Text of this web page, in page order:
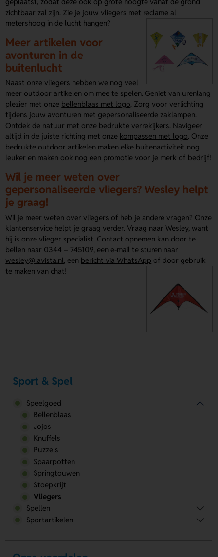
zichtbaar zal zijn. Zie je jouw vliegers met reclame al
metershoog in de lucht hangen?
Meer artikelen voor
avonturen in de
buitenlucht
Naast onze vliegers hebben we nog veel
meer outdoor artikelen om mee te spelen. Geniet van urenlang
plezier met onze bellenblaas met logo. Zorg voor verlichting
tijdens jouw avonturen met gepersonaliseerde zaklampen.
Ontdek de natuur met onze bedrukte verrekijkers. Navigeer
altijd in de juiste richting met onze kompassen met logo. Onze
bedrukte outdoor artikelen maken elke buitenactiviteit nog
leuker en maken ook nog een promotie voor je merk of bedrijf!
Wil je meer weten over
gepersonaliseerde vliegers? Wesley helpt
je graag!
Wil je meer weten over vliegers of heb je andere vragen? Onze
klantenservice helpt je graag verder. Vraag naar Wesley, want
hij is onze vlieger specialist. Contact opnemen kan door te
bellen naar 0344 – 745109, een e-mail te sturen naar
wesley@lavista.nl, een bericht via WhatsApp of door gebruik
te maken van chat!
Sport & Spel
Speelgoed
Bellenblaas
Jojos
Knuffels
Puzzels
Spaarpotten
Springtouwen
Stoepkrijt
Vliegers
Spellen
Sportartikelen